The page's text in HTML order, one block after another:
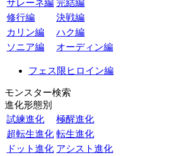
サレーネ編 完結編
修行編
決戦編
カリン編
ハク編
ソニア編
オーディン編
フェス限ヒロイン編
モンスター検索
進化形態別
試練進化
極醒進化
超転生進化 転生進化
ドット進化 アシスト進化